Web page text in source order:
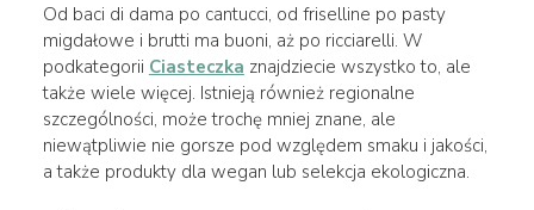
Od baci di dama po cantucci, od friselline po pasty
migdałowe i brutti ma buoni, aż po ricciarelli. W
podkategorii Ciasteczka znajdziecie wszystko to, ale
także wiele więcej. Istnieją również regionalne
szczególności, może trochę mniej znane, ale
niewątpliwie nie gorsze pod względem smaku i jakości,
a także produkty dla wegan lub selekcja ekologiczna.